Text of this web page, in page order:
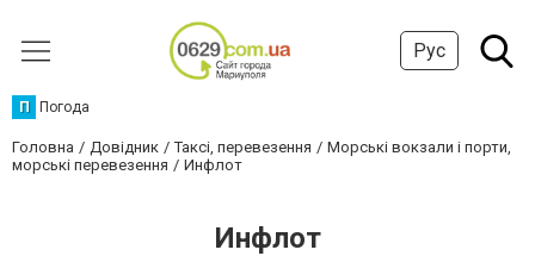
Рус
П Погода
Головна Довідник Таксі, перевезення
Морські вокзали і порти,
морські перевезення
Инфлот
Инфлот